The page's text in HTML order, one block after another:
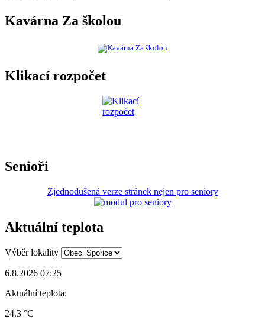
Kavárna Za školou
Klikací rozpočet
Senioři
Zjednodušená verze stránek nejen pro seniory
Aktuální teplota
Výběr lokality
6.8.2026 07:25
Aktuální teplota:
24.3 °C